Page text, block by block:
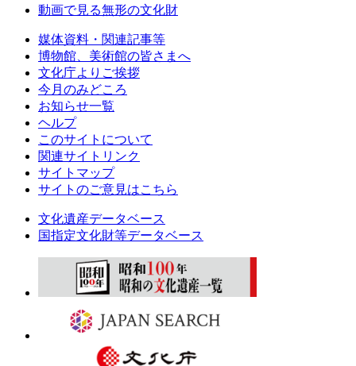
動画で見る無形の文化財
媒体資料・関連記事等
博物館、美術館の皆さまへ
文化庁よりご挨拶
今月のみどころ
お知らせ一覧
ヘルプ
このサイトについて
関連サイトリンク
サイトマップ
サイトのご意見はこちら
文化遺産データベース
国指定文化財等データベース